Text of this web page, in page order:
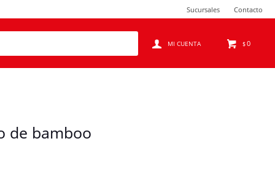
$0
Sucursales Contacto
de bamboo